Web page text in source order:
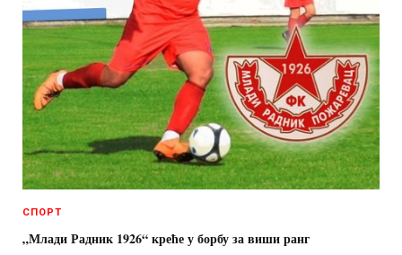
СПОРТ
„Млади Радник 1926“ креће у борбу за виши ранг